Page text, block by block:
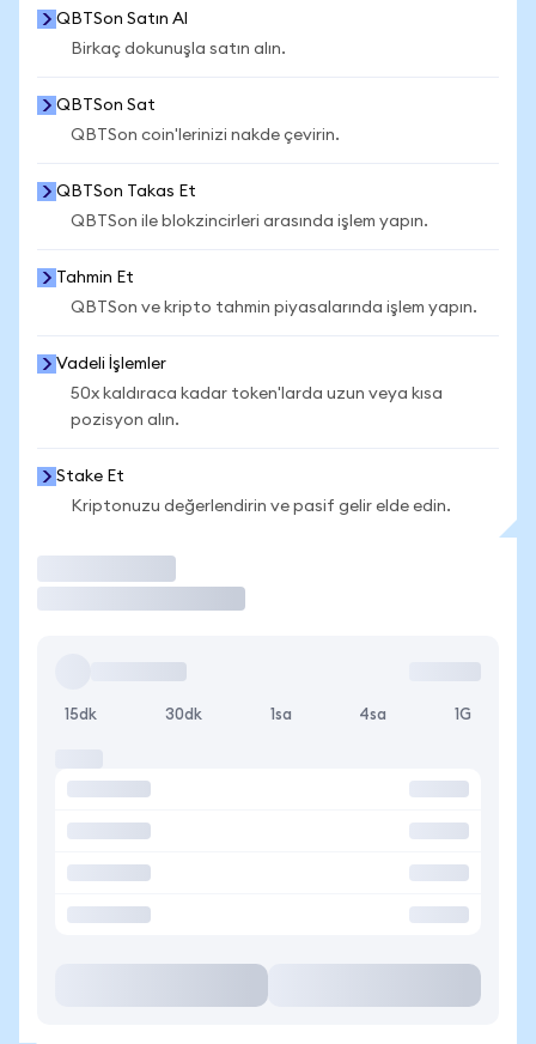
QBTSon Satın Al
Birkaç dokunuşla satın alın.
QBTSon Sat
QBTSon coin'lerinizi nakde çevirin.
QBTSon Takas Et
QBTSon ile blokzincirleri arasında işlem yapın.
Tahmin Et
QBTSon ve kripto tahmin piyasalarında işlem yapın.
Vadeli İşlemler
50x kaldıraca kadar token'larda uzun veya kısa
pozisyon alın.
Stake Et
Kriptonuzu değerlendirin ve pasif gelir elde edin.
15dk 30dk 1sa 4sa 1G